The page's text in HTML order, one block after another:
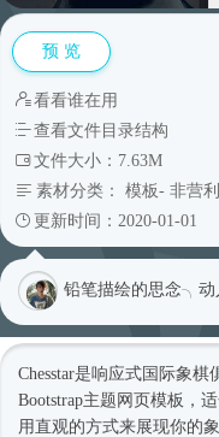
预 览
看看谁在用
查看文件目录结构
文件大小：7.63M
素材分类： 模板- 非营
更新时间：2020-01-01
铅笔描绘的思念╮动
Chesstar是响应式 国际象棋
Bootstrap主题 网页模板 ，
用直观的方式来展现你的